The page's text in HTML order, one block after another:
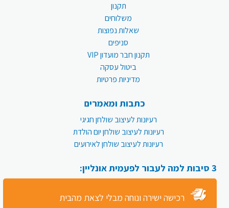
תקנון
משלוחים
שאלות נפוצות
סניפים
תקנון חבר מועדון VIP
ביטול עסקה
מדיניות פרטיות
כתבות ומאמרים
רעיונות לעיצוב שולחן חגיגי
רעיונות לעיצוב שולחן יום הולדת
רעיונות לעיצוב שולחן לאירועים
3 סיבות למה לעבור לפעמית אונליין:
רכישה ישירה ונוחה מבלי לצאת מהבית